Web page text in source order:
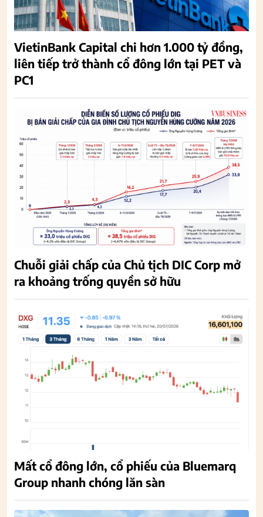
VietinBank Capital chi hơn 1.000 tỷ đồng,
liên tiếp trở thành cổ đông lớn tại PET và
PC1
Chuỗi giải chấp của Chủ tịch DIC Corp mở
ra khoảng trống quyền sở hữu
Mất cổ đông lớn, cổ phiếu của Bluemarq
Group nhanh chóng lăn sàn